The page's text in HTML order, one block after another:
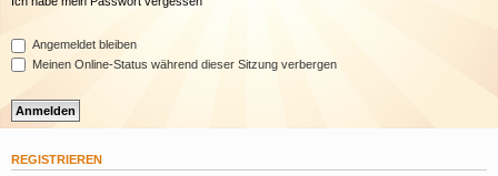
Angemeldet bleiben
Meinen Online-Status während dieser Sitzung verbergen
REGISTRIEREN